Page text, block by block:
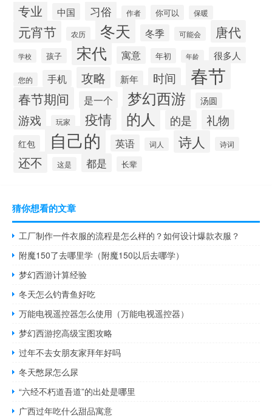
专业 中国 习俗 作者 你可以 保暖
元宵节 农历 冬天 冬季 可能会 唐代
学校 孩子 宋代 寓意 年初 年龄 很多人
您的 手机 攻略 新年 时间 春节
春节期间 是一个 梦幻西游 汤圆
游戏 玩家 疫情 的人 的是 礼物
红包 自己的 英语 词人 诗人 诗词
还不 这是 都是 长辈
猜你想看的文章
工厂制作一件衣服的流程是怎么样的？如何设计爆款衣服？
附魔150了去哪里学（附魔150以后去哪学）
梦幻西游计算经验
冬天怎么钓青鱼好吃
万能电视遥控器怎么使用（万能电视遥控器）
梦幻西游挖高级宝图攻略
过年不去女朋友家拜年好吗
冬天憋尿怎么尿
“六经不朽道吾道”的出处是哪里
广西过年吃什么甜品寓意